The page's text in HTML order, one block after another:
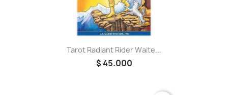
Tarot Radiant Rider Waite...
$ 45.000